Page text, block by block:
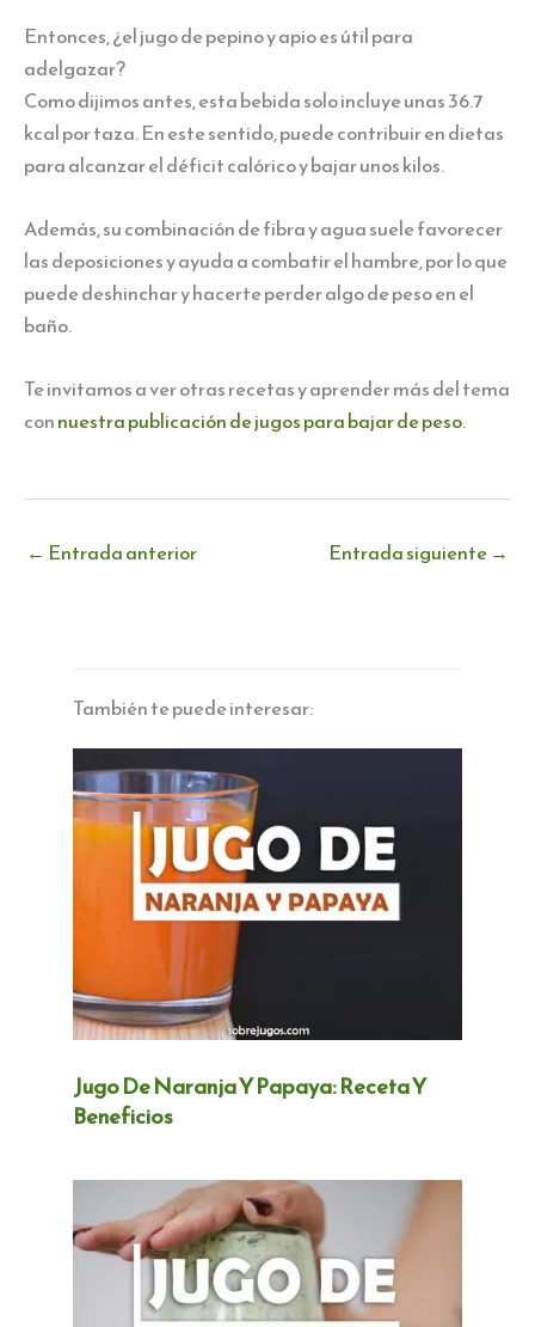
Entonces, ¿el jugo de pepino y apio es útil para
adelgazar?
Como dijimos antes, esta bebida solo incluye unas 36.7
kcal por taza. En este sentido, puede contribuir en dietas
para alcanzar el déficit calórico y bajar unos kilos.
Además, su combinación de fibra y agua suele favorecer
las deposiciones y ayuda a combatir el hambre, por lo que
puede deshinchar y hacerte perder algo de peso en el
baño.
Te invitamos a ver otras recetas y aprender más del tema
connuestra publicación de jugos para bajar de peso.
← Entrada anterior Entrada siguiente →
También te puede interesar:
Jugo De Naranja Y Papaya: Receta Y
Beneficios